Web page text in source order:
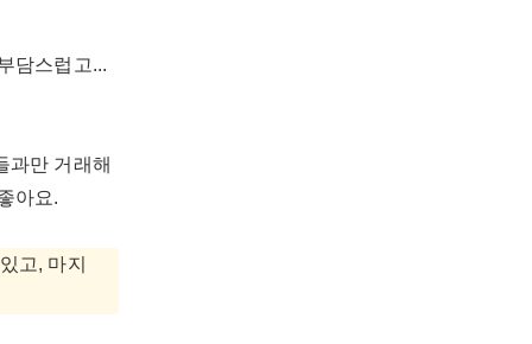
담스럽고...
과만 거래해
아요.
고, 마지